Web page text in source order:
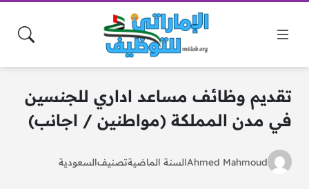
تقديم وظائف مساعد اداري للجنسين
في مدن المملكة (مواطنين / اجانب)
Ahmed Mahmoudالسنة الماضيةتصنيفالسعودية